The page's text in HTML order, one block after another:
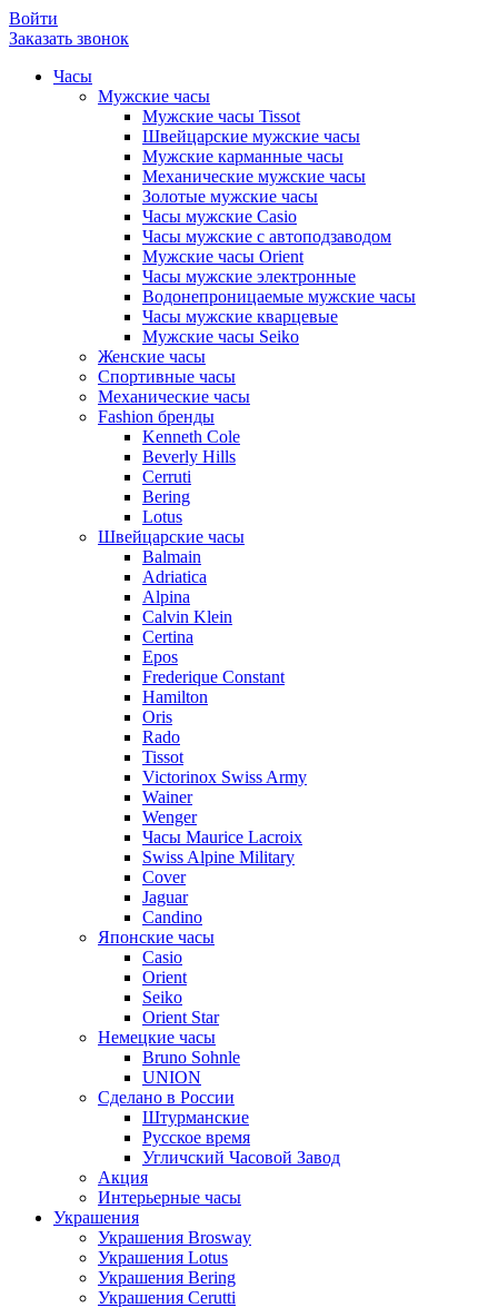
Войти
Заказать звонок
Часы
Мужские часы
Мужские часы Tissot
Швейцарские мужские часы
Мужские карманные часы
Механические мужские часы
Золотые мужские часы
Часы мужские Casio
Часы мужские с автоподзаводом
Мужские часы Orient
Часы мужские электронные
Водонепроницаемые мужские часы
Часы мужские кварцевые
Мужские часы Seiko
Женские часы
Спортивные часы
Механические часы
Fashion бренды
Kenneth Cole
Beverly Hills
Cerruti
Bering
Lotus
Швейцарские часы
Balmain
Adriatica
Alpina
Calvin Klein
Certina
Epos
Frederique Constant
Hamilton
Oris
Rado
Tissot
Victorinox Swiss Army
Wainer
Wenger
Часы Maurice Lacroix
Swiss Alpine Military
Cover
Jaguar
Candino
Японские часы
Casio
Orient
Seiko
Orient Star
Немецкие часы
Bruno Sohnle
UNION
Сделано в России
Штурманские
Русское время
Угличский Часовой Завод
Акция
Интерьерные часы
Украшения
Украшения Brosway
Украшения Lotus
Украшения Bering
Украшения Cerutti